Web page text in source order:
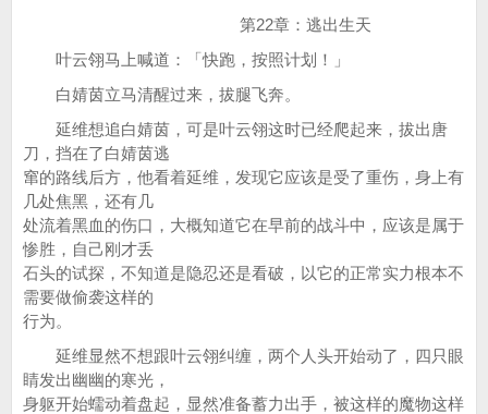
第22章：逃出生天
叶云翎马上喊道：「快跑，按照计划！」
白婧茵立马清醒过来，拔腿飞奔。
延维想追白婧茵，可是叶云翎这时已经爬起来，拔出唐
刀，挡在了白婧茵逃
窜的路线后方，他看着延维，发现它应该是受了重伤，身上有
几处焦黑，还有几
处流着黑血的伤口，大概知道它在早前的战斗中，应该是属于
惨胜，自己刚才丢
石头的试探，不知道是隐忍还是看破，以它的正常实力根本不
需要做偷袭这样的
行为。
延维显然不想跟叶云翎纠缠，两个人头开始动了，四只眼
睛发出幽幽的寒光，
身躯开始蠕动着盘起，显然准备蓄力出手，被这样的魔物这样